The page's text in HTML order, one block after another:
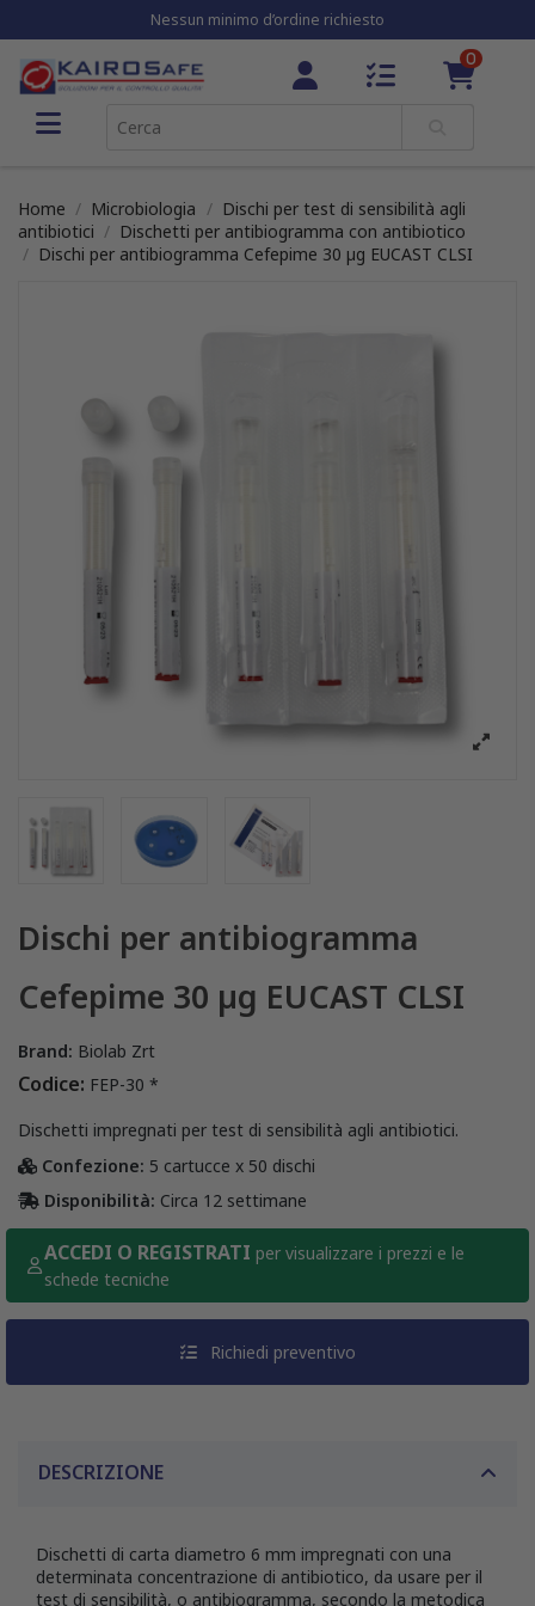
Nessun minimo d’ordine richiesto
0
Home Microbiologia
Dischi per test di sensibilità agli
antibiotici
Dischetti per antibiogramma con antibiotico
Dischi per antibiogramma Cefepime 30 µg EUCAST CLSI
Dischi per antibiogramma
Cefepime 30 µg EUCAST CLSI
Brand: Biolab Zrt
Codice: FEP-30 *
Dischetti impregnati per test di sensibilità agli antibiotici.
Confezione: 5 cartucce x 50 dischi
Disponibilità: Circa 12 settimane
ACCEDI O REGISTRATI per visualizzare i prezzi e le
schede tecniche
Richiedi preventivo
DESCRIZIONE
Dischetti di carta diametro 6 mm impregnati con una
determinata concentrazione di antibiotico, da usare per il
test di sensibilità, o antibiogramma, secondo la metodica